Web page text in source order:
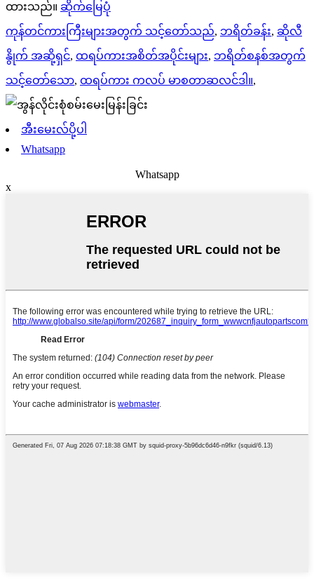
ထားသည်။ ဆိုက်မြေပုံ
ကုန်တင်ကားကြီးများအတွက် သင့်တော်သည်, ဘရိတ်ခန်း, ဆိုလီ
နွိုက် အဆို့ရှင်, ထရပ်ကားအစိတ်အပိုင်းများ, ဘရိတ်စနစ်အတွက်
သင့်တော်သော, ထရပ်ကား ကလပ် မာစတာဆလင်ဒါ။,
အီးမေးလ်ပို့ပါ
Whatsapp
Whatsapp
x